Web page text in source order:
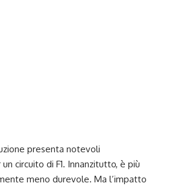
presenta notevoli
circuito di F1. Innanzitutto, è più
meno durevole. Ma l’impatto